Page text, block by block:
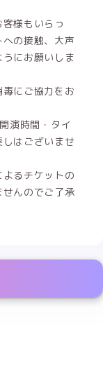
様もいらっ
の接触、大声
にお願いしま
にご協力をお
演時間・タイ
はございませ
るチケットの
んのでご了承